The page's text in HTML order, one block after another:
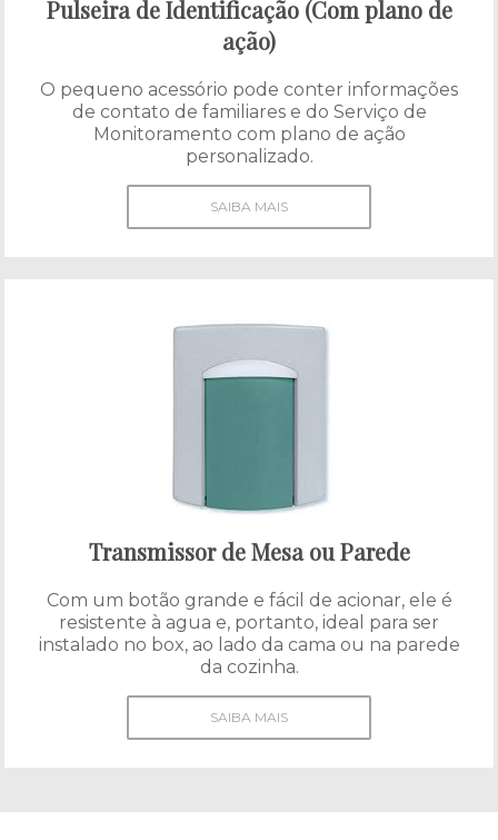
Pulseira de Identificação (Com plano de
ação)
O pequeno acessório pode conter informações
de contato de familiares e do Serviço de
Monitoramento com plano de ação
personalizado.
SAIBA MAIS
Transmissor de Mesa ou Parede
Com um botão grande e fácil de acionar, ele é
resistente à agua e, portanto, ideal para ser
instalado no box, ao lado da cama ou na parede
da cozinha.
SAIBA MAIS